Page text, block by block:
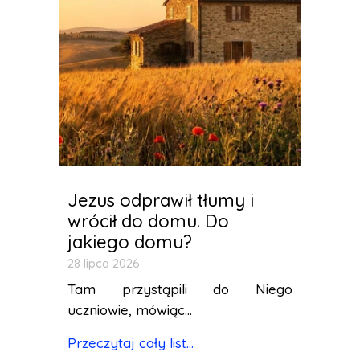
Jezus odprawił tłumy i
wrócił do domu. Do
jakiego domu?
28 lipca 2026
Tam przystąpili do Niego
uczniowie, mówiąc...
Przeczytaj cały list...